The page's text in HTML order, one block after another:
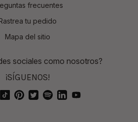
frecuentes
tu pedido
Mapa del sitio
sociales como nosotros?
¡SÍGUENOS!